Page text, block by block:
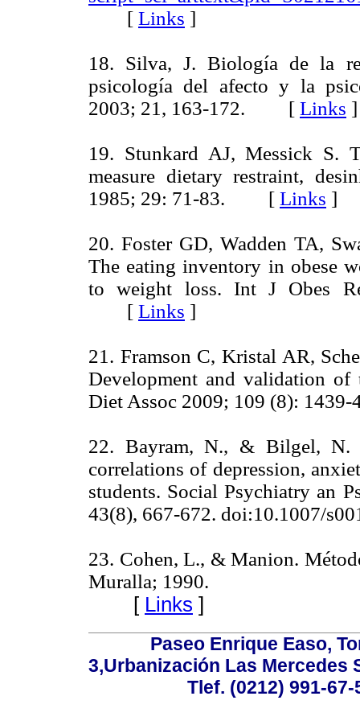
[ Links ]
18. Silva, J. Biología de la
psicología del afecto y la
2003; 21, 163-172. [ Links ]
19. Stunkard AJ, Messick S.
measure dietary restraint,
1985; 29: 71-83. [ Links ]
20. Foster GD, Wadden TA,
The eating inventory in obese
to weight loss. Int J Obes
[ Links ]
21. Framson C, Kristal AR,
Development and validation
Diet Assoc 2009; 109 (8):
22. Bayram, N., & Bilgel, N.
correlations of depression,
students. Social Psychiatry an
43(8), 667-672. doi:10.1007/
23. Cohen, L., & Manion.
Muralla; 1990.
[ Links ]
Paseo Enrique Easo,
3,Urbanización Las Mercedes
Tlef. (0212) 991-